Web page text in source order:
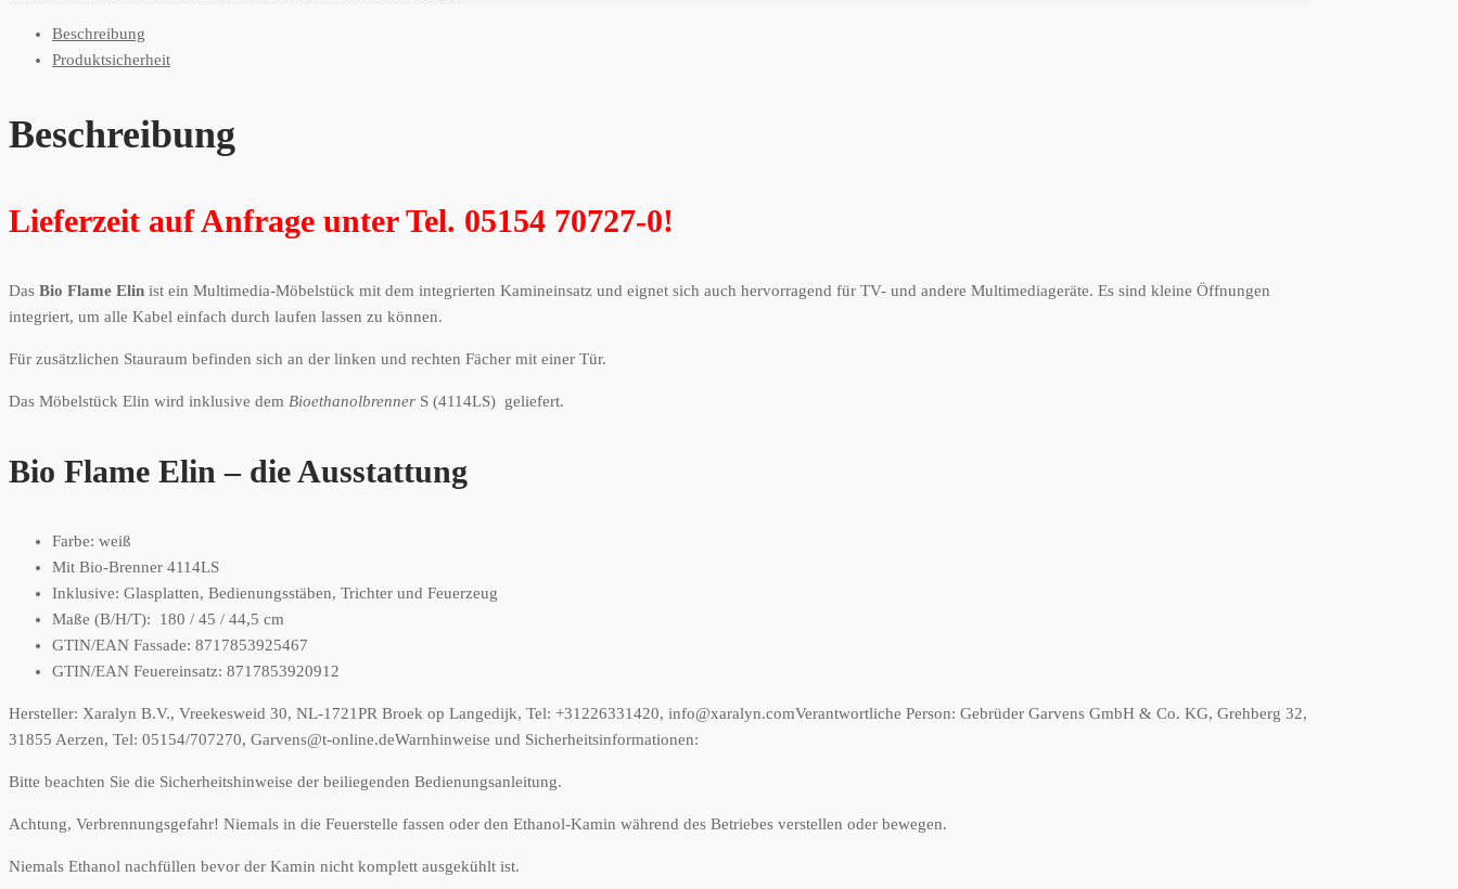
Beschreibung
Produktsicherheit
Beschreibung
Lieferzeit auf Anfrage unter Tel. 05154 70727-0!
Das Bio Flame Elin ist ein Multimedia-Möbelstück mit dem integrierten Kamineinsatz und eignet sich auch hervorragend für TV- und andere Multimediageräte. Es sind kleine Öffnungen
integriert, um alle Kabel einfach durch laufen lassen zu können.
Für zusätzlichen Stauraum befinden sich an der linken und rechten Fächer mit einer Tür.
Das Möbelstück Elin wird inklusive dem Bioethanolbrenner S (4114LS) geliefert.
Bio Flame Elin – die Ausstattung
Farbe: weiß
Mit Bio-Brenner 4114LS
Inklusive: Glasplatten, Bedienungsstäben, Trichter und Feuerzeug
Maße (B/H/T): 180 / 45 / 44,5 cm
GTIN/EAN Fassade: 8717853925467
GTIN/EAN Feuereinsatz: 8717853920912
Hersteller: Xaralyn B.V., Vreekesweid 30, NL-1721PR Broek op Langedijk, Tel: +31226331420, info@xaralyn.comVerantwortliche Person: Gebrüder Garvens GmbH & Co. KG, Grehberg 32,
31855 Aerzen, Tel: 05154/707270, Garvens@t-online.deWarnhinweise und Sicherheitsinformationen:
Bitte beachten Sie die Sicherheitshinweise der beiliegenden Bedienungsanleitung.
Achtung, Verbrennungsgefahr! Niemals in die Feuerstelle fassen oder den Ethanol-Kamin während des Betriebes verstellen oder bewegen.
Niemals Ethanol nachfüllen bevor der Kamin nicht komplett ausgekühlt ist.